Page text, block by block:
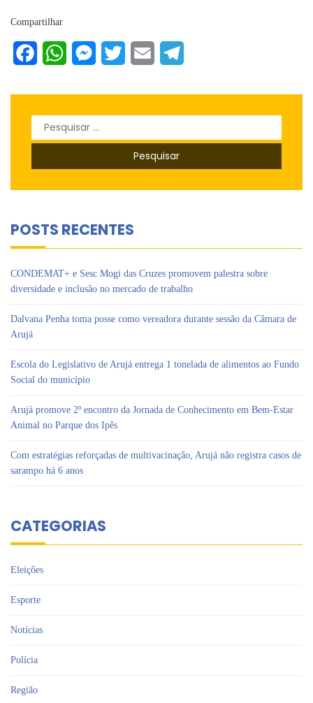
Compartilhar
FacebookWhatsAppMessenger
Twitter Email
Pesquisar
POSTS RECENTES
CONDEMAT+ e Sesc Mogi das Cruzes promovem palestra sobre
diversidade e inclusão no mercado de trabalho
Dalvana Penha toma posse como vereadora durante sessão da Câmara de
Arujá
Escola do Legislativo de Arujá entrega 1 tonelada de alimentos ao Fundo
Social do município
Arujá promove 2º encontro da Jornada de Conhecimento em Bem-Estar
Animal no Parque dos Ipês
Com estratégias reforçadas de multivacinação, Arujá não registra casos de
sarampo há 6 anos
CATEGORIAS
Eleições
Esporte
Notícias
Polícia
Região